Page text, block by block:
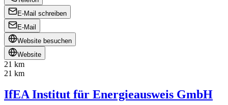
E-Mail schreiben
E-Mail
Website besuchen
Website
21 km
21 km
IfEA Institut für Energieausweis GmbH